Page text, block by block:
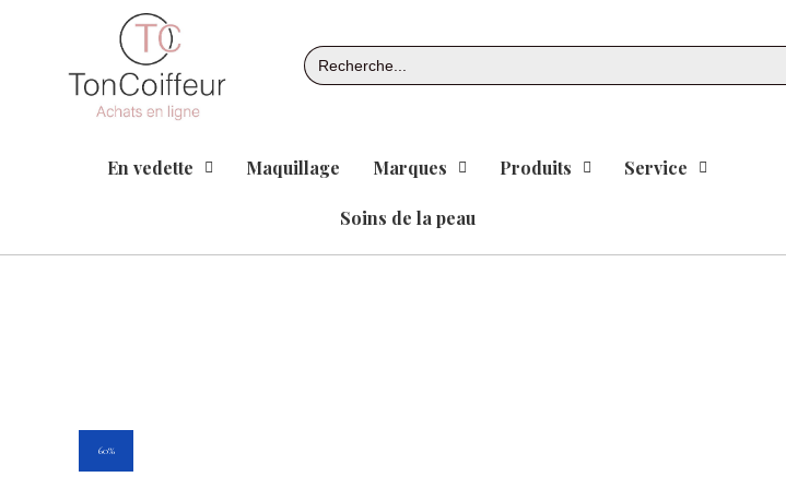
Search
for:
En vedette Maquillage Marques Produits Service
Soins de la peau
60%